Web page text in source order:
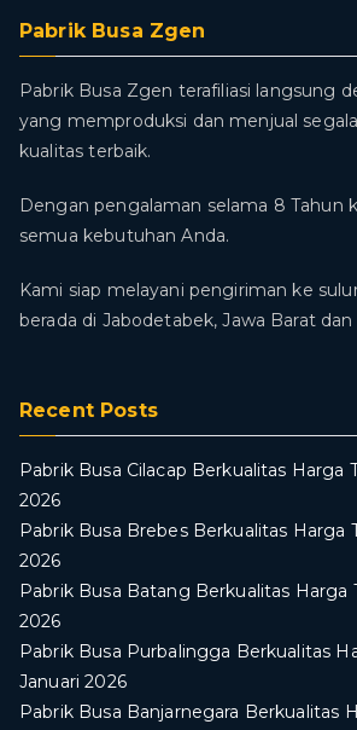
Pabrik Busa Zgen
Pabrik Busa Zgen terafiliasi langsung
yang memproduksi dan menjual
kualitas terbaik.
Dengan pengalaman selama 8 Tahun
semua kebutuhan Anda.
Kami siap melayani pengiriman ke
berada di Jabodetabek, Jawa Barat dan
Recent Posts
Pabrik Busa Cilacap Berkualitas Harga
2026
Pabrik Busa Brebes Berkualitas Harga
2026
Pabrik Busa Batang Berkualitas Harga
2026
Pabrik Busa Purbalingga Berkualitas
Januari 2026
Pabrik Busa Banjarnegara Berkualitas